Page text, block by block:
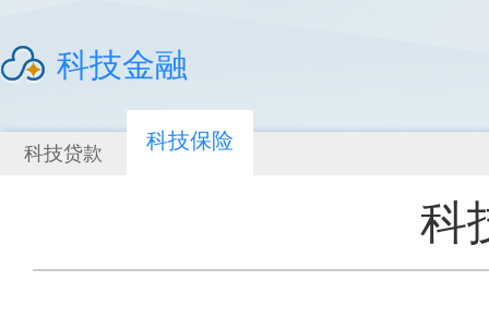
科技金融
科技贷款
科技保险
科